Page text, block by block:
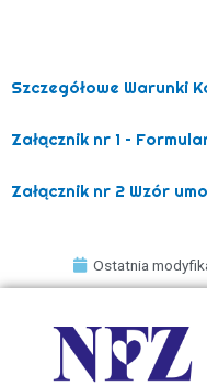
Szczegółowe Warunki
Załącznik nr 1 –
Załącznik nr 2 Wzór
Ostatnia